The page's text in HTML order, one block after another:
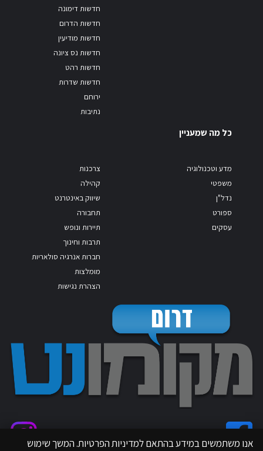
חדשות דימונה
חדשות הדרום
חדשות מודיעין
חדשות נס ציונה
חדשות רהט
חדשות שדרות
ירוחם
נתיבות
כל מה שמעניין
מדע וטכנולוגיה
משפטי
נדל"ן
ספורט
עסקים
צרכנות
קהילה
שיווק באינטרנט
תחבורה
תיירות ונופש
תרבות וחינוך
חברות אנרגיה סולאריות
מומלצות
הצהרת נגישות
אנו משתמשים במידע בהתאם למדיניות הפרטיות. המשך שימוש